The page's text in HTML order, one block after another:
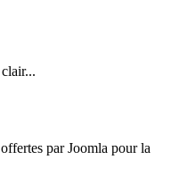
par Joomla pour la